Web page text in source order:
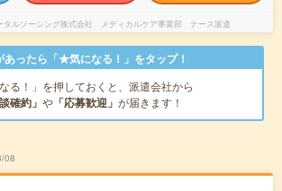
タルソーシング株式会社 メディカルケア事業部 ナース派遣
あったら「★気になる！」をタップ！
なる！」を押しておくと、派遣会社から
確約」 や 「応募歓迎」 が届きます！
08